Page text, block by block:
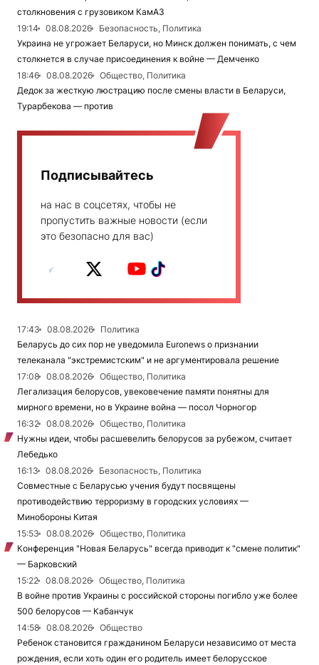
столкновения с грузовиком КамАЗ
19:14
08.08.2026
Безопасность, Политика
Украина не угрожает Беларуси, но Минск должен понимать, с чем
столкнется в случае присоединения к войне — Демченко
18:46
08.08.2026
Общество, Политика
Дедок за жесткую люстрацию после смены власти в Беларуси,
Турарбекова — против
Подписывайтесь
на нас в соцсетях, чтобы не
пропустить важные новости (если
это безопасно для вас)
17:43 08.08.2026
Политика
Беларусь до сих пор не уведомила Euronews о признании
телеканала "экстремистским" и не аргументировала решение
17:08
08.08.2026
Общество, Политика
Легализация белорусов, увековечение памяти понятны для
мирного времени, но в Украине война — посол Чорногор
16:32
08.08.2026
Общество, Политика
Нужны идеи, чтобы расшевелить белорусов за рубежом, считает
Лебедько
16:13
08.08.2026
Безопасность, Политика
Совместные с Беларусью учения будут посвящены
противодействию терроризму в городских условиях —
Минобороны Китая
15:53
08.08.2026
Общество, Политика
Конференция "Новая Беларусь" всегда приводит к "смене политик"
— Барковский
15:22
08.08.2026
Общество, Политика
В войне против Украины с российской стороны погибло уже более
500 белорусов — Кабанчук
14:58
08.08.2026
Общество
Ребенок становится гражданином Беларуси независимо от места
рождения, если хоть один его родитель имеет белорусское